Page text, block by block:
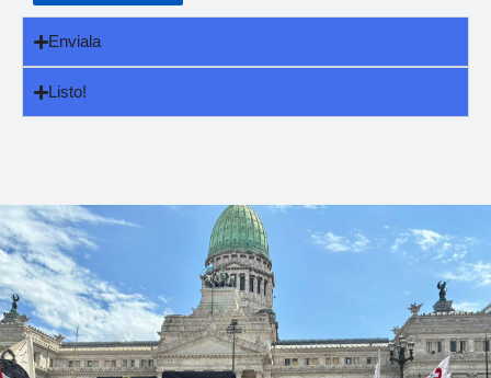
Enviala
Listo!